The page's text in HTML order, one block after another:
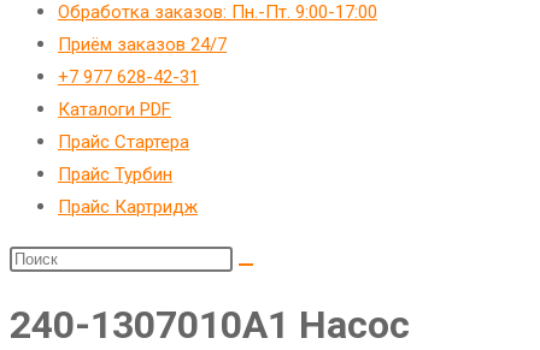
по
веб-
сайту
Обработка заказов: Пн.-Пт. 9:00-17:00
Приём заказов 24/7
+7 977 628-42-31
Каталоги PDF
Прайс Стартера
Прайс Турбин
Прайс Картридж
240-1307010А1 Насос